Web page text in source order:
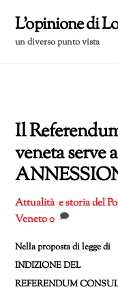
content
L'opinione di
un diverso punto vista
Il
veneta
Attualità e storia del
Veneto0
Nella proposta di legge di
INDIZIONE DEL
REFERENDUM